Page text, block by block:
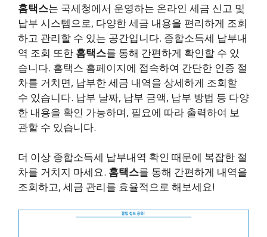
홈택스는 국세청에서 운영하는 온라인 세금 신고 및
납부 시스템으로, 다양한 세금 내용을 편리하게 조회
하고 관리할 수 있는 공간입니다. 종합소득세 납부내
역 조회 또한 홈택스를 통해 간편하게 확인할 수 있
습니다. 홈택스 홈페이지에 접속하여 간단한 인증 절
차를 거치면, 납부한 세금 내역을 상세하게 조회할
수 있습니다. 납부 날짜, 납부 금액, 납부 방법 등 다양
한 내용을 확인 가능하며, 필요에 따라 출력하여 보
관할 수 있습니다.
더 이상 종합소득세 납부내역 확인 때문에 복잡한 절
차를 거치지 마세요. 홈택스를 통해 간편하게 내역을
조회하고, 세금 관리를 효율적으로 해보세요!